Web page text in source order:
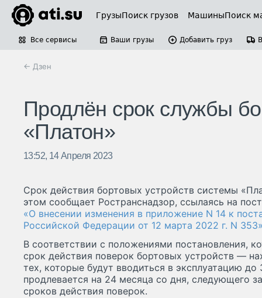
ГрузыПоиск грузов МашиныПоиск
Все сервисы Ваши грузы Добавить груз
← Дзен
Продлён срок службы
«Платон»
13:52, 14 Апреля 2023
Срок действия бортовых устройств системы
этом сообщает Ространснадзор, ссылаясь на
«О внесении изменения в приложение N 14 к
Российской Федерации от 12 марта 2022 г. N
В соответствии с положениями постановления,
срок действия поверок бортовых устройств —
тех, которые будут вводиться в эксплуатацию
продлевается на 24 месяца со дня, следующего
сроков действия поверок.